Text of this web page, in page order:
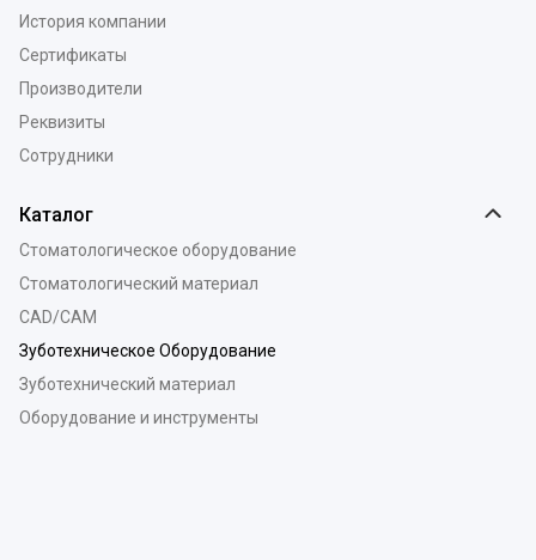
История компании
Сертификаты
Производители
Реквизиты
Сотрудники
Каталог
Стоматологическое оборудование
Стоматологический материал
CAD/CAM
Зуботехническое Оборудование
Зуботехнический материал
Оборудование и инструменты